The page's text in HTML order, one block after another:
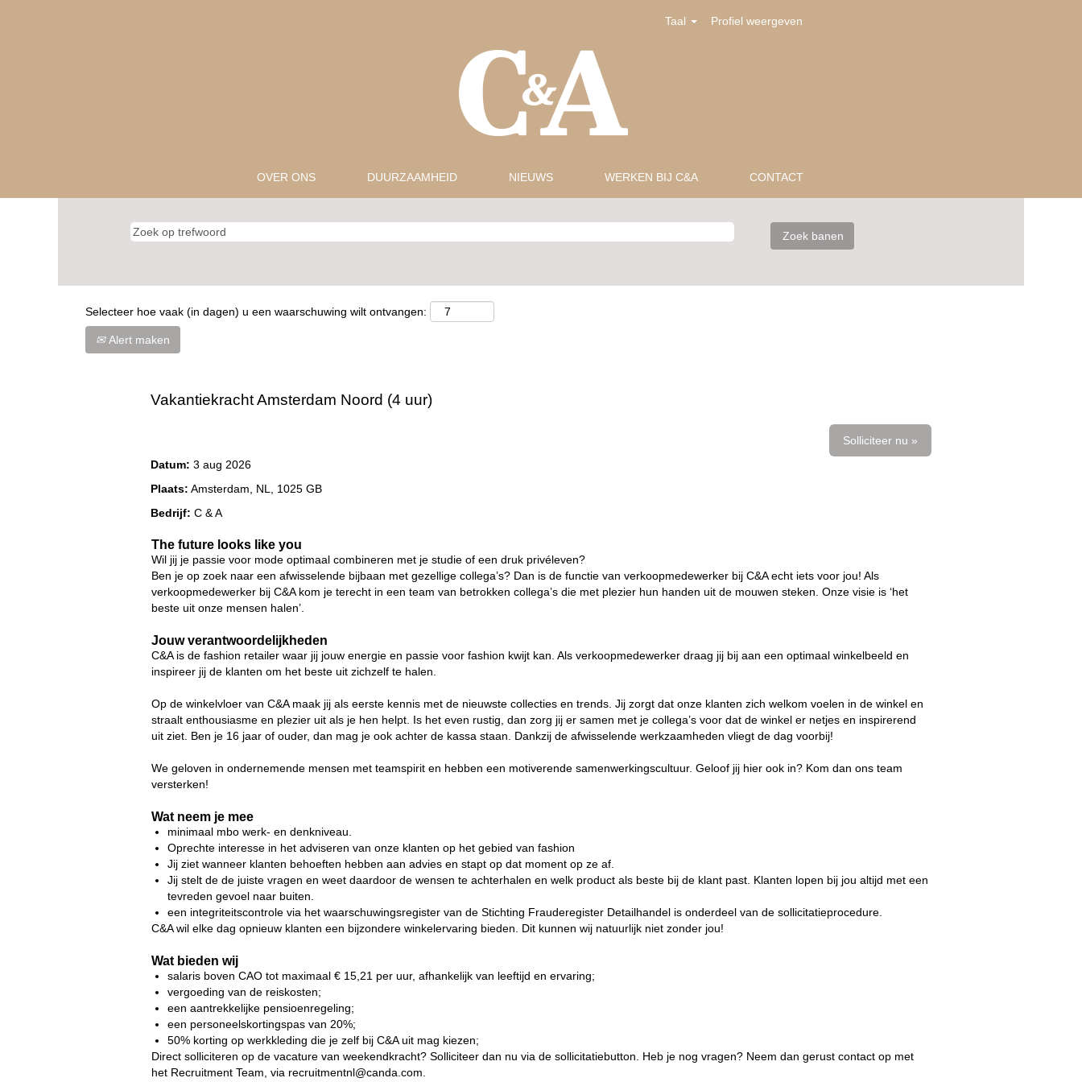
Taal Profiel weergeven
OVER ONS DUURZAAMHEID NIEUWS WERKEN BIJ C&A CONTACT
Selecteer hoe vaak (in dagen) u een waarschuwing wilt ontvangen:
Alert maken
Vakantiekracht Amsterdam Noord (4 uur)
Solliciteer nu »
Datum: 3 aug 2026
Plaats: Amsterdam, NL, 1025 GB
Bedrijf: C & A
The future looks like you
Wil jij je passie voor mode optimaal combineren met je studie of een druk privéleven?
Ben je op zoek naar een afwisselende bijbaan met gezellige collega’s? Dan is de functie van verkoopmedewerker bij C&A echt iets voor jou! Als
verkoopmedewerker bij C&A kom je terecht in een team van betrokken collega’s die met plezier hun handen uit de mouwen steken. Onze visie is ‘het
beste uit onze mensen halen’.
Jouw verantwoordelijkheden
C&A is de fashion retailer waar jij jouw energie en passie voor fashion kwijt kan. Als verkoopmedewerker draag jij bij aan een optimaal winkelbeeld en
inspireer jij de klanten om het beste uit zichzelf te halen.
Op de winkelvloer van C&A maak jij als eerste kennis met de nieuwste collecties en trends. Jij zorgt dat onze klanten zich welkom voelen in de winkel en
straalt enthousiasme en plezier uit als je hen helpt. Is het even rustig, dan zorg jij er samen met je collega’s voor dat de winkel er netjes en inspirerend
uit ziet. Ben je 16 jaar of ouder, dan mag je ook achter de kassa staan. Dankzij de afwisselende werkzaamheden vliegt de dag voorbij!
We geloven in ondernemende mensen met teamspirit en hebben een motiverende samenwerkingscultuur. Geloof jij hier ook in? Kom dan ons team
versterken!
Wat neem je mee
minimaal mbo werk- en denkniveau.
Oprechte interesse in het adviseren van onze klanten op het gebied van fashion
Jij ziet wanneer klanten behoeften hebben aan advies en stapt op dat moment op ze af.
Jij stelt de de juiste vragen en weet daardoor de wensen te achterhalen en welk product als beste bij de klant past. Klanten lopen bij jou altijd met een
tevreden gevoel naar buiten.
een integriteitscontrole via het waarschuwingsregister van de Stichting Frauderegister Detailhandel is onderdeel van de sollicitatieprocedure.
C&A wil elke dag opnieuw klanten een bijzondere winkelervaring bieden. Dit kunnen wij natuurlijk niet zonder jou!
Wat bieden wij
salaris boven CAO tot maximaal € 15,21 per uur, afhankelijk van leeftijd en ervaring;
vergoeding van de reiskosten;
een aantrekkelijke pensioenregeling;
een personeelskortingspas van 20%;
50% korting op werkkleding die je zelf bij C&A uit mag kiezen;
Direct solliciteren op de vacature van weekendkracht? Solliciteer dan nu via de sollicitatiebutton. Heb je nog vragen? Neem dan gerust contact op met
het Recruitment Team, via recruitmentnl@canda.com.